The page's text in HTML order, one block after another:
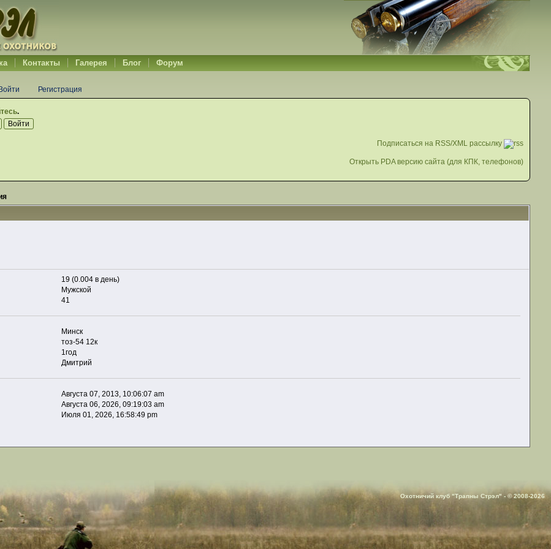
Контакты Галерея Блог Форум
Войти Регистрация
.
Подписаться на RSS/XML рассылку
Открыть PDA версию сайта (для КПК, телефонов)
19 (0.004 в день)
Мужской
41
Минск
тоз-54 12к
1год
Дмитрий
Августа 07, 2013, 10:06:07 am
Августа 06, 2026, 09:19:03 am
Июля 01, 2026, 16:58:49 pm
Охотничий клуб "Трапны Стрэл" - © 2008-2026